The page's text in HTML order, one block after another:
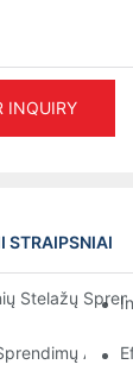
INQUIRY
STRAIPSNIAI
Stelažų